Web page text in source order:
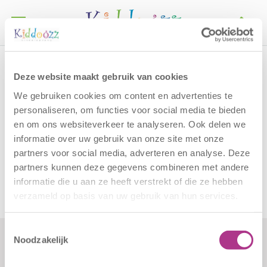
Deze website maakt gebruik van cookies
We gebruiken cookies om content en advertenties te
personaliseren, om functies voor social media te bieden
en om ons websiteverkeer te analyseren. Ook delen we
informatie over uw gebruik van onze site met onze
partners voor social media, adverteren en analyse. Deze
partners kunnen deze gegevens combineren met andere
informatie die u aan ze heeft verstrekt of die ze hebben
verzameld op basis van uw gebruik van hun services.
Noodzakelijk
De Plevier
Kiddoozz locatieBSO Nieuwe Langeweghaalt
desgewenst uw kinderen op. Schrijf uw kind in via
deze link .